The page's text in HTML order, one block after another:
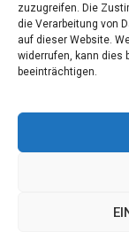
zuzugreifen. Die
die Verarbeitung von
auf dieser Website.
widerrufen, kann dies
beeinträchtigen.